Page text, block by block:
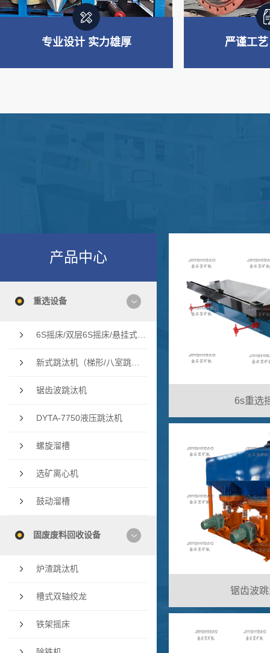
专业设计 实力雄厚
设备、磨矿及筛分设备、搅拌设
备、制砂设备等
严谨工
验经过多道严
产品中心
重选设备
锯齿波跳汰机
DYTA-7750液压跳汰机
螺旋溜槽
选矿离心机
鼓动溜槽
固废废料回收设备
炉渣跳汰机
槽式双轴绞龙
铁架摇床
6s重选
锯齿波